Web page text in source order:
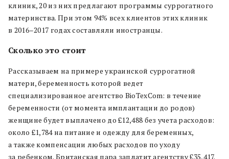
клиник, 20 из них предлагают программы суррогатного
материнства. При этом 94% всех клиентов этих клиник
в 2016–2017 годах составляли иностранцы.
Сколько это стоит
Рассказываем на примере украинской суррогатной
матери, беременность которой ведет
специализированное агентство BioTexCom: в течение
беременности (от момента имплантации до родов)
женщине будет выплачено до £12,488 без учета расходов:
около £1,784 на питание и одежду для беременных,
а также компенсации любых расходов по уходу
за ребенком. Британская пара заплатит агентству £35,417.